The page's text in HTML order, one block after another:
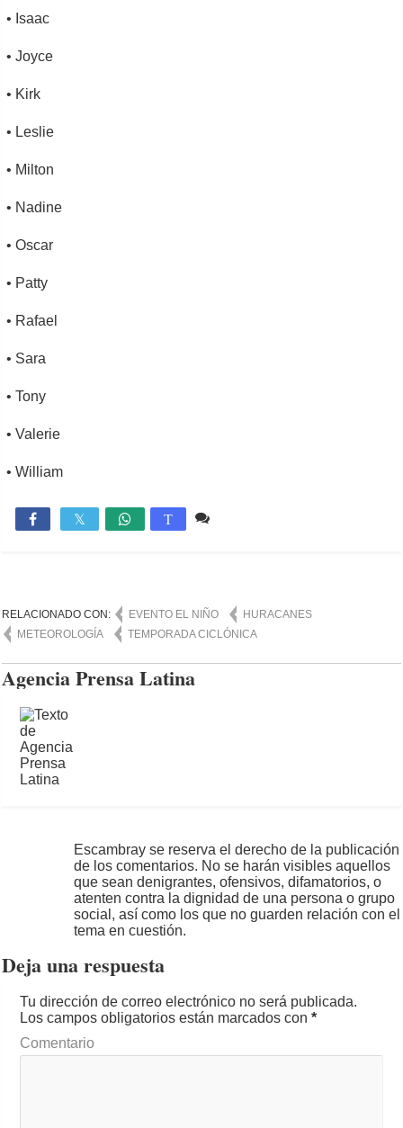
• Isaac
• Joyce
• Kirk
• Leslie
• Milton
• Nadine
• Oscar
• Patty
• Rafael
• Sara
• Tony
• Valerie
• William
 T
RELACIONADO CON: EVENTO EL NIÑO
HURACANES
METEOROLOGÍA
TEMPORADA CICLÓNICA
Agencia Prensa Latina
Escambray se reserva el derecho de la publicación
de los comentarios. No se harán visibles aquellos
que sean denigrantes, ofensivos, difamatorios, o
atenten contra la dignidad de una persona o grupo
social, así como los que no guarden relación con el
tema en cuestión.
Deja una respuesta
Tu dirección de correo electrónico no será publicada.
Los campos obligatorios están marcados con*
Comentario